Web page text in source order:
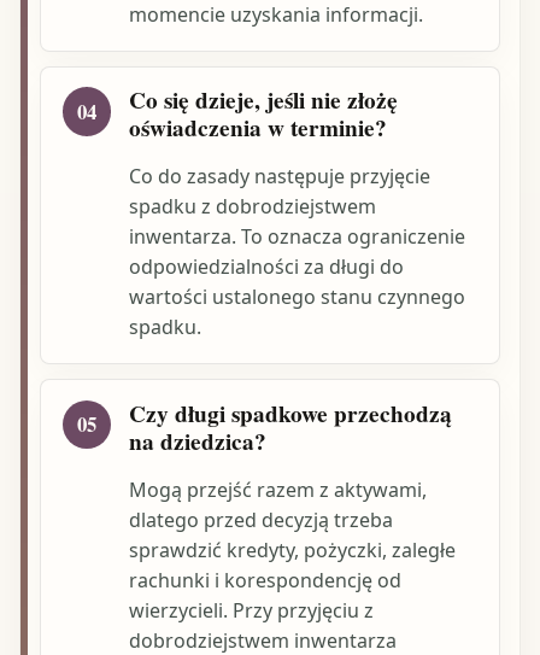
momencie uzyskania informacji.
04
Co się dzieje, jeśli nie złożę
oświadczenia w terminie?
Co do zasady następuje przyjęcie
spadku z dobrodziejstwem
inwentarza. To oznacza ograniczenie
odpowiedzialności za długi do
wartości ustalonego stanu czynnego
spadku.
05
Czy długi spadkowe przechodzą
na dziedzica?
Mogą przejść razem z aktywami,
dlatego przed decyzją trzeba
sprawdzić kredyty, pożyczki, zaległe
rachunki i korespondencję od
wierzycieli. Przy przyjęciu z
dobrodziejstwem inwentarza